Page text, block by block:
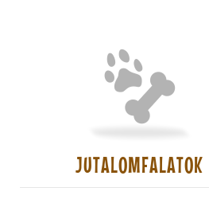
JUTALOMFALATOK